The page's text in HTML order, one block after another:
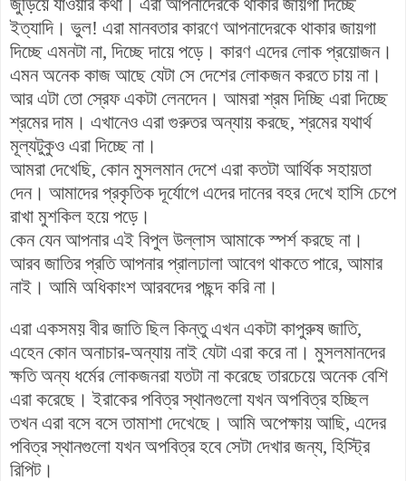
জুড়িয়ে যাওয়ার কথা। এরা আপনাদেরকে থাকার জায়গা দিচ্ছে
ইত্যাদি। ভুল! এরা মানবতার কারণে আপনাদেরকে থাকার জায়গা
দিচ্ছে এমনটা না, দিচ্ছে দায়ে পড়ে। কারণ এদের লোক প্রয়োজন।
এমন অনেক কাজ আছে যেটা সে দেশের লোকজন করতে চায় না।
আর এটা তো স্রেফ একটা লেনদেন। আমরা শ্রম দিচ্ছি এরা দিচ্ছে
শ্রমের দাম। এখানেও এরা গুরুতর অন্যায় করছে, শ্রমের যথার্থ
মূল্যটুকুও এরা দিচ্ছে না।
আমরা দেখেছি, কোন মুসলমান দেশে এরা কতটা আর্থিক সহায়তা
দেন। আমাদের প্রকৃতিক দূর্যোগে এদের দানের বহর দেখে হাসি চেপে
রাখা মুশকিল হয়ে পড়ে।
কেন যেন আপনার এই বিপুল উল্লাস আমাকে স্পর্শ করছে না।
আরব জাতির প্রতি আপনার প্রালঢালা আবেগ থাকতে পারে, আমার
নাই। আমি অধিকাংশ আরবদের পছন্দ করি না।
এরা একসময় বীর জাতি ছিল কিন্তু এখন একটা কাপুরুষ জাতি,
এহেন কোন অনাচার-অন্যায় নাই যেটা এরা করে না। মুসলমানদের
ক্ষতি অন্য ধর্মের লোকজনরা যতটা না করেছে তারচেয়ে অনেক বেশি
এরা করেছে। ইরাকের পবিত্র স্থানগুলো যখন অপবিত্র হচ্ছিল
তখন এরা বসে বসে তামাশা দেখেছে। আমি অপেক্ষায় আছি, এদের
পবিত্র স্থানগুলো যখন অপবিত্র হবে সেটা দেখার জন্য, হিস্ট্রি
রিপিট।